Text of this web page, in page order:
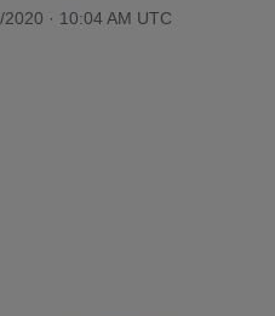
2020 · 10:04 AM UTC